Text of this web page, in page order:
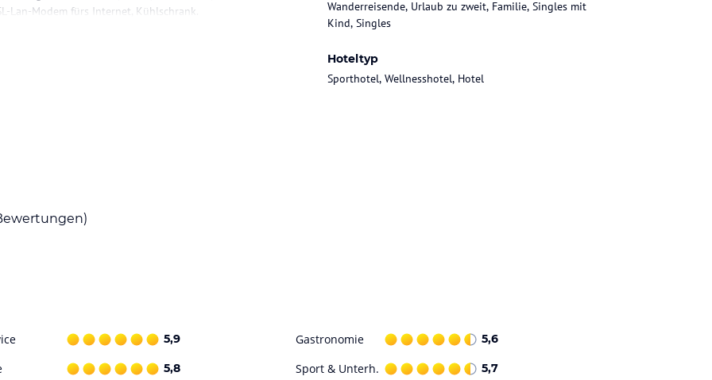
Wanderreisende, Urlaub zu zweit, Familie, Singles mit
Kind, Singles
Hoteltyp
Sporthotel, Wellnesshotel, Hotel
Lan-Modem fürs Internet, Kühlschrank.
das Angebot ab.
die verbindlichen
5,9 Gastronomie 5,6
5,8 Sport & Unterh. 5,7